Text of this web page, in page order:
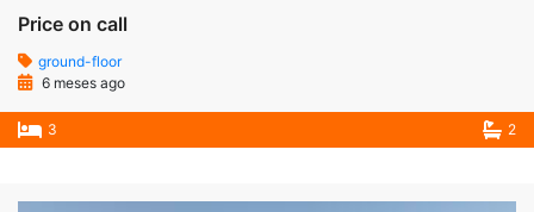
Price on call
ground-floor
6 meses ago
3 2